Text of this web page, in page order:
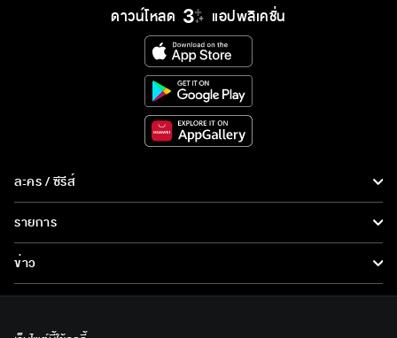
ดาวน์โหลด แอปพลิเคชั่น
ละคร / ซีรีส์
ซีรีส์นานาชาติ
การ์ตูน & เกม
รายการ
ข่าว
ทีวีออนไลน์